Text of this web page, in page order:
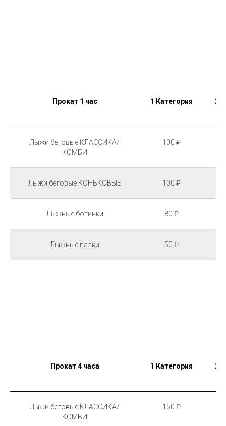
Прокат 1 час 1 Категория 2
Лыжи беговые КЛАССИКА/
КОМБИ
100 ₽
Лыжи беговые КОНЬКОВЫЕ 100 ₽
Лыжные ботинки 80 ₽
Лыжные палки 50 ₽
Прокат 4 часа 1 Категория 2
Лыжи беговые КЛАССИКА/
КОМБИ
150 ₽